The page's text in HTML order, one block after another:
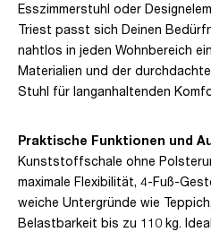
Esszimmerstuhl oder
Triest passt sich Deinen
nahtlos in jeden Wohnbereich
Materialien und der
Stuhl für langanhaltenden
Praktische Funktionen und
Kunststoffschale ohne
maximale Flexibilität, 4-Fuß-
weiche Untergründe wie
Belastbarkeit bis zu 110 kg.